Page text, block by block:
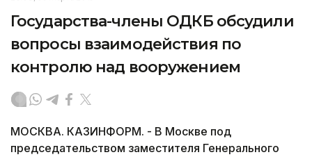
Государства-члены ОДКБ обсудили
вопросы взаимодействия по
контролю над вооружением
МОСКВА. КАЗИНФОРМ. - В Москве под
председательством заместителя Генерального